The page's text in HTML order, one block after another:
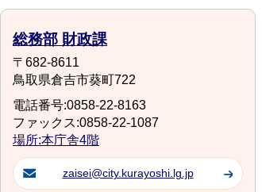
総務部 財政課
〒682-8611
鳥取県倉吉市葵町722
電話番号:0858-22-8163
ファックス:0858-22-1087
場所:本庁舎4階
zaisei@city.kurayoshi.lg.jp